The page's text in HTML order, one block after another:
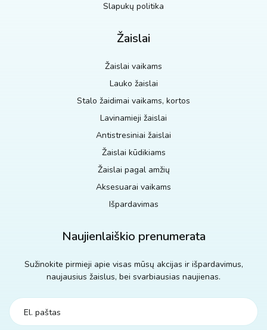
Slapukų politika
Žaislai
Žaislai vaikams
Lauko žaislai
Stalo žaidimai vaikams, kortos
Lavinamieji žaislai
Antistresiniai žaislai
Žaislai kūdikiams
Žaislai pagal amžių
Aksesuarai vaikams
Išpardavimas
Naujienlaiškio prenumerata
Sužinokite pirmieji apie visas mūsų akcijas ir išpardavimus,
naujausius žaislus, bei svarbiausias naujienas.